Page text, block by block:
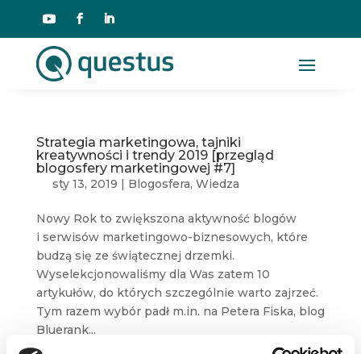
Strategia marketingowa, tajniki
kreatywności i trendy 2019 [przegląd
blogosfery marketingowej #7]
sty 13, 2019 | Blogosfera, Wiedza
Nowy Rok to zwiększona aktywność blogów
i serwisów marketingowo-biznesowych, które
budzą się ze świątecznej drzemki.
Wyselekcjonowaliśmy dla Was zatem 10
artykułów, do których szczególnie warto zajrzeć.
Tym razem wybór padł m.in. na Petera Fiska, blog
Bluerank...